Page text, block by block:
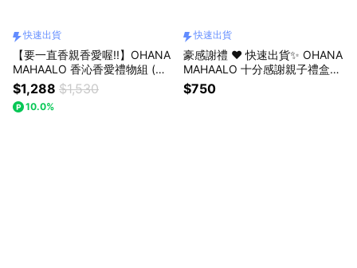
快速出貨
【要一直香親香愛喔!!】OHANA
MAHAALO 香沁香愛禮物組 (香
沁保濕霧80ml+輕香水 30ml)粉
紅禮物盒(小) (4款味道任選) (快
速出貨)
$1,288 $1,530
10.0%
快速出貨
豪感謝禮 ❤️ 快速出貨✨ OHANA
MAHAALO 十分感謝親子禮盒
(輕香水30ml+迷你手霜10ml)(4
款香味任選)(收禮者可自行更換)
$750